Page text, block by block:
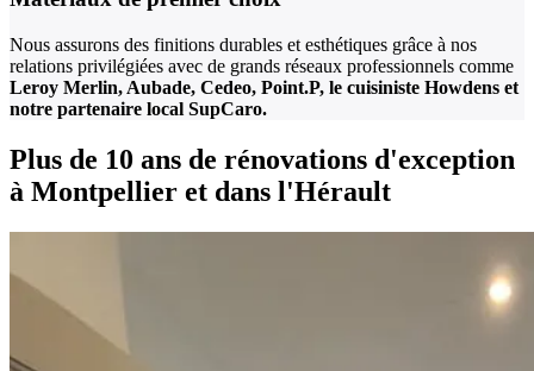
Nous assurons des finitions durables et esthétiques grâce à nos
relations privilégiées avec de grands réseaux professionnels comme
Leroy Merlin, Aubade, Cedeo, Point.P, le cuisiniste Howdens et
notre partenaire local SupCaro.
Plus de 10 ans de rénovations d'exception
à Montpellier et dans l'Hérault